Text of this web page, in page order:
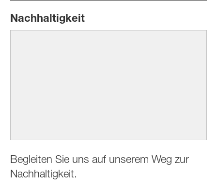
Nachhaltigkeit
Begleiten Sie uns auf unserem Weg zur
Nachhaltigkeit.